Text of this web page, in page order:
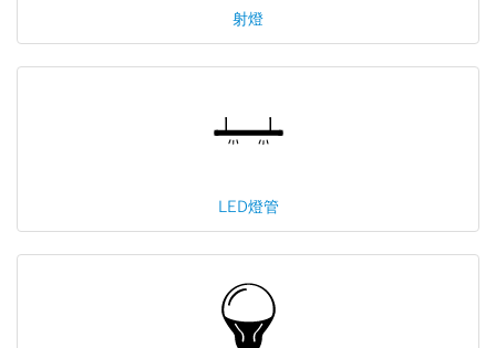
射燈
LED燈管